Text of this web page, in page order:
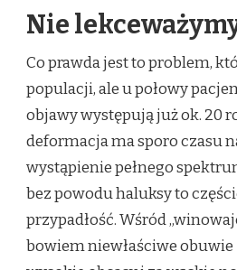
Nie
Co prawda jest to problem,
populacji, ale u połowy
objawy występują już ok. 20
deformacja ma sporo czasu
wystąpienie pełnego
bez powodu haluksy to
przypadłość. Wśród
bowiem niewłaściwe obuwie